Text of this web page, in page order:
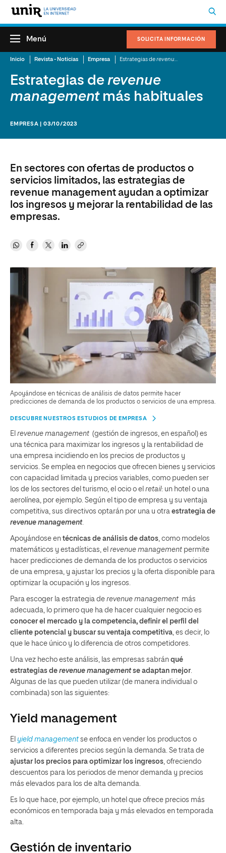
SOLICITA INFORMACIÓN
Menú
Inicio Revista - Noticias Empresa Estrategias derevenue management
Estrategias de revenue
managementmás habituales
EMPRESA | 03/10/2023
En sectores con ofertas de productos o
servicios limitados, las estrategias de
revenue management ayudan a optimizar
los ingresos y mejorar la rentabilidad de las
empresas.
Apoyándose en técnicas de análisis de datos permite hacer
predicciones de demanda de los productos o servicios de una empresa.
DESCUBRE NUESTROS ESTUDIOS DE EMPRESA
El revenue management (gestión de ingresos, en español) es
una técnica para maximizar los ingresos y la rentabilidad de
una empresa incidiendo en los precios de productos y
servicios. Se emplea en negocios que ofrecen bienes y servicios
con capacidad limitada y precios variables, como pueden ser
los de los sectores del turismo, el ocio o el retail: un hotel o una
aerolínea, por ejemplo. Según el tipo de empresa y su ventaja
competitiva, sus directivos optarán por una u otra estrategia de
revenue management.
Apoyándose en técnicas de análisis de datos , como modelos
matemáticos y estadísticas, el revenue management permite
hacer predicciones de demanda de los productos o servicios
de una empresa, y ajustar los precios y la oferta disponible para
optimizar la ocupación y los ingresos.
Para escoger la estrategia de revenue management más
adecuada, lo primero que ha de hacer cualquier negocio es
conocer el mercado y la competencia, definir el perfil del
cliente potencial y buscar su ventaja competitiva , es decir, lo
que le hace único y lo diferencia de otros competidores.
Una vez hecho este análisis, las empresas sabrán qué
estrategias de revenue managementse adaptan mejor
Algunas de las que pueden utilizar (de manera individual o
combinada) son las siguientes:
Yield management
El yield management se enfoca en vender los productos o
servicios a diferentes precios según la demanda. Se trata de
ajustar los precios para optimizar los ingresos , ofreciendo
descuentos para los periodos de menor demanda y precios
más elevados para los de alta demanda.
Es lo que hace, por ejemplo, un hotel que ofrece precios más
económicos en temporada baja y más elevados en temporada
alta.
Gestión de inventario